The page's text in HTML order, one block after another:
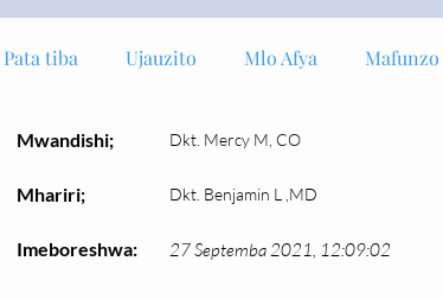
Pata tiba Ujauzito Mlo Afya Mafunzo
Mwandishi; Dkt. Mercy M, CO
Mhariri; Dkt. Benjamin L ,MD
Imeboreshwa: 27 Septemba 2021, 12:09:02